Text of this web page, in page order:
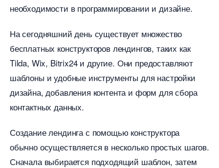
необходимости в программировании и дизайне.​
На сегодняшний день существует множество
есплатных конструкторов лендингов, таких как
Tilda, Wix, Bitrix24 и другие. Они предоставляют
шаблоны и удобные инструменты для настройки
дизайна, добавления контента и форм для сбора
контактных данных.​
Создание лендинга с помощью конструктора
обычно осуществляется в несколько простых шагов.​
Сначала выбирается подходящий шаблон, затем